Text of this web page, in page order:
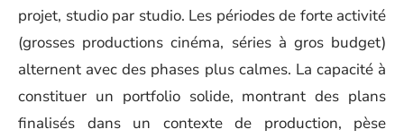
projet, studio par studio. Les périodes de forte activité
(grosses productions cinéma, séries à gros budget)
alternent avec des phases plus calmes. La capacité à
constituer un portfolio solide, montrant des plans
finalisés dans un contexte de production, pèse